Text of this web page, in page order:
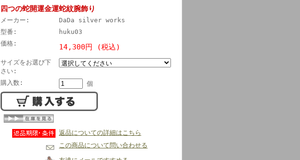
四つの蛇開運金運蛇紋腕飾り
メーカー:
DaDa silver works
型番:
huku03
価格:
14,300円 (税込)
サイズをお選び下
さい:
購入数:
個
返品についての詳細はこちら
この商品について問い合わせる